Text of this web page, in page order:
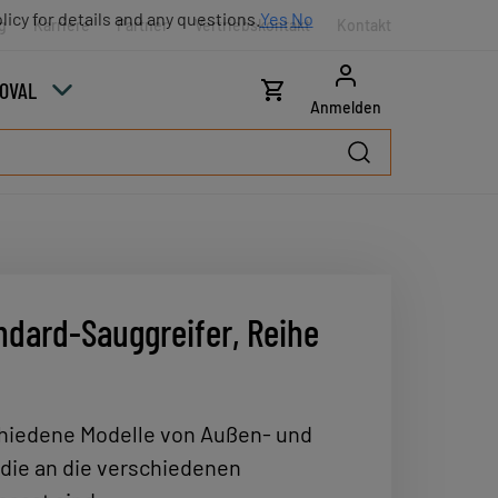
Karriere Partner Vertriebskontakt Kontakt
Anmelden
Sauggreifer, Reihe
Modelle von Außen- und
an die verschiedenen
for details and any questions.YesNo